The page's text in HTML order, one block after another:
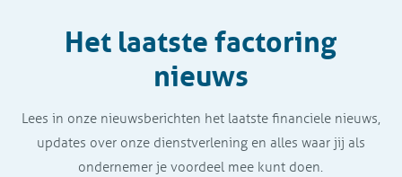
Het laatste factoring
nieuws
Lees in onze nieuwsberichten het laatste financiele nieuws,
updates over onze dienstverlening en alles waar jij als
ondernemer je voordeel mee kunt doen.